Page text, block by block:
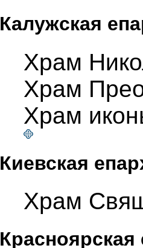
Калужская
Храм
Храм
Храм
Киевская
Храм
Красноярская